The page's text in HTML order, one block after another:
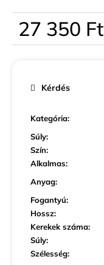
27 350 Ft
Egységár:
Kategória:
Súly:
Szín:
Alkalmas:
Anyag:
Fogantyú:
Hossz:
Kerekek száma:
Súly:
Szélesség:
Kérdés